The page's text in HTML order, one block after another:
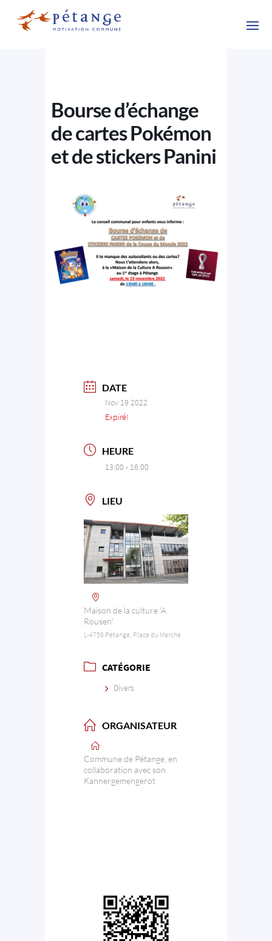
Bourse d’échange
de cartes Pokémon
et de stickers Panini
DATE
Nov 19 2022
Expiré!
HEURE
13:00 - 16:00
LIEU
Maison de la culture 'A
Rousen'
L-4756 Pétange, Place du Marché
CATÉGORIE
Divers
ORGANISATEUR
Commune de Pétange, en
collaboration avec son
Kannergemengerot